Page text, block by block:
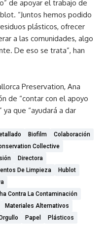
de apoyar el trabajo de
“Juntos hemos podido
plásticos, ofrecer
a las comunidades, algo
De eso se trata”, han
Preservation, Ana
de “contar con el apoyo
que “ayudará a dar
Biofilm
Colaboración
Collective
Directora
De Limpieza
Hublot
Contra La Contaminación
Materiales Alternativos
Papel
Plásticos